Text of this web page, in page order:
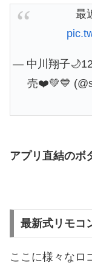
最
— 中川翔子
売❤️💚💙
アプリ直結のボ
最新式リモコ
ここに様々なロ